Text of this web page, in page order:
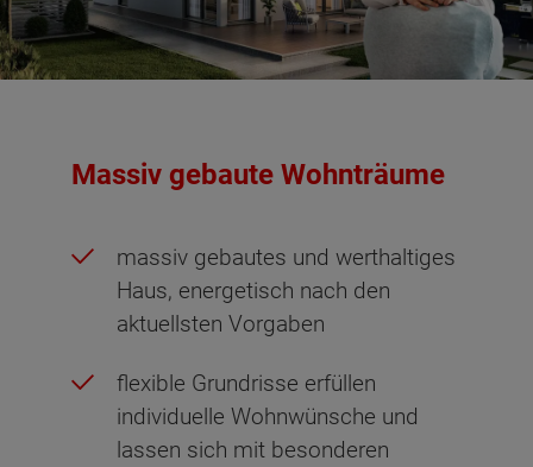
Massiv gebaute Wohnträume
massiv gebautes und werthaltiges
Haus, energetisch nach den
aktuellsten Vorgaben
flexible Grundrisse erfüllen
individuelle Wohnwünsche und
lassen sich mit besonderen